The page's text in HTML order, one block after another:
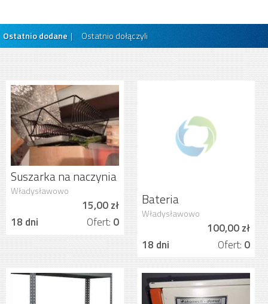
Telefony i akcesoria(4)
Turystyka i sport (34)
Usługi(161)
Ostatnio dodane | Ostatnio dołączyli
Suszarka na naczynia
Ikea
Władysławowo
15,00 zł
18 dni
Ofert: 0
Bateria
zlewozmywakowa
Władysławowo
100,00 zł
18 dni
Ofert: 0